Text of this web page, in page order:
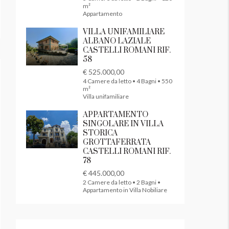
m²
Appartamento
VILLA UNIFAMILIARE
ALBANO LAZIALE
CASTELLI ROMANI RIF.
58
€ 525.000,00
4 Camere da letto • 4 Bagni • 550
m²
Villa unifamiliare
APPARTAMENTO
SINGOLARE IN VILLA
STORICA
GROTTAFERRATA
CASTELLI ROMANI RIF.
78
€ 445.000,00
2 Camere da letto • 2 Bagni •
Appartamento in Villa Nobiliare